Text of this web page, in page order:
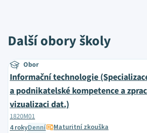
Další obory školy
Obor
Informační technologie
a podnikatelské kompetence a
vizualizaci dat.)
1820M01
4 rokyDenní Maturitní zkouška